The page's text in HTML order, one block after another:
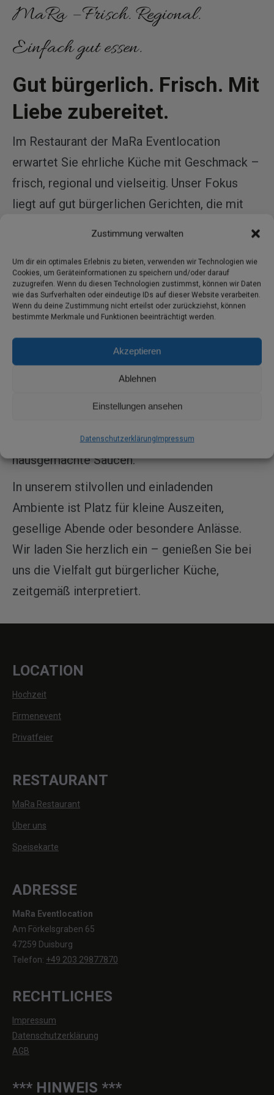
Zustimmung verwalten
Um dir ein optimales Erlebnis zu bieten, verwenden wir Technologien wie
Cookies, um Geräteinformationen zu speichern und/oder darauf
zuzugreifen. Wenn du diesen Technologien zustimmst, können wir Daten
wie das Surfverhalten oder eindeutige IDs auf dieser Website verarbeiten.
Wenn du deine Zustimmung nicht erteilst oder zurückziehst, können
bestimmte Merkmale und Funktionen beeinträchtigt werden.
Akzeptieren
Ablehnen
Einstellungen ansehen
DatenschutzerklärungImpressum
MaRa – Frisch. Regional.
Einfach gut essen.
Gut bürgerlich. Frisch. Mit
Liebe zubereitet.
Im Restaurant der MaRa Eventlocation
erwartet Sie ehrliche Küche mit Geschmack –
frisch, regional und vielseitig. Unser Fokus
liegt auf gut bürgerlichen Gerichten, die mit
Vorspeisen, kreative vegetarische
Alternativen oder saisonale Highlights: Bei uns
findet jeder sein Lieblingsgericht.
Freuen Sie sich auf abwechslungsreiche
Speisen, die Tradition und neue Ideen vereinen
– von herzhafter Hausmannskost bis zu
ergänzt durch wechselnde Beilagen und
hausgemachte Saucen.
In unserem stilvollen und einladenden
Ambiente ist Platz für kleine Auszeiten,
gesellige Abende oder besondere Anlässe.
Wir laden Sie herzlich ein – genießen Sie bei
uns die Vielfalt gut bürgerlicher Küche,
zeitgemäß interpretiert.
LOCATION
Hochzeit
Firmenevent
Privatfeier
RESTAURANT
MaRa Restaurant
Über uns
Speisekarte
ADRESSE
MaRa Eventlocation
Am Förkelsgraben 65
47259 Duisburg
Telefon: +49 203 29877870
RECHTLICHES
Impressum
Datenschutzerklärung
AGB
*** HINWEIS ***